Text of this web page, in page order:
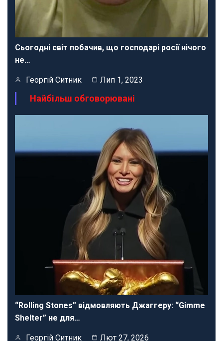
Сьогодні світ побачив, що господарі росії нічого
не…
Георгій Ситник Лип 1, 2023
Найбільш обговорювані
“Rolling Stones” відмовляють Джаггеру: “Gimme
Shelter” не для…
Георгій Ситник Лют 27, 2026